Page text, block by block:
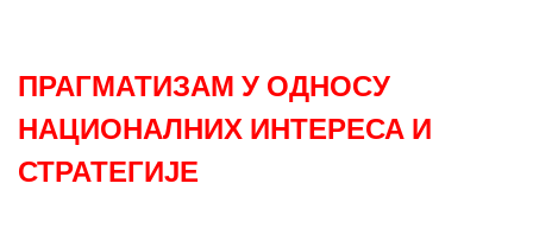
ПРАГМАТИЗАМ У ОДНОСУ
НАЦИОНАЛНИХ ИНТЕРЕСА И
СТРАТЕГИЈЕ